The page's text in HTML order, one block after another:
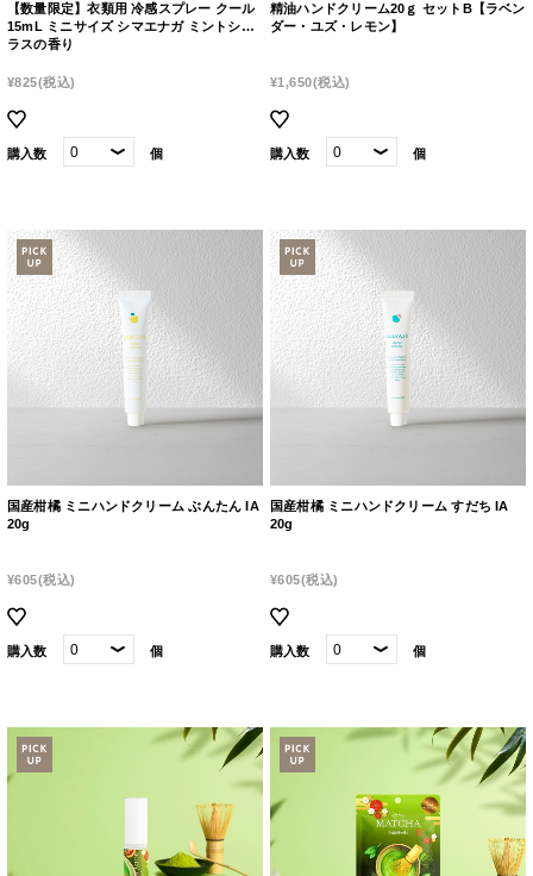
【数量限定】衣類用 冷感スプレー クール
15mL ミニサイズ シマエナガ ミントシト
ラスの香り
¥825(税込)
購入数 個
精油ハンドクリーム20ｇ セットB【ラベン
ダー・ユズ・レモン】
¥1,650(税込)
購入数 個
国産柑橘 ミニハンドクリーム ぶんたん IA
20g
¥605(税込)
購入数 個
国産柑橘 ミニハンドクリーム すだち IA
20g
¥605(税込)
購入数 個